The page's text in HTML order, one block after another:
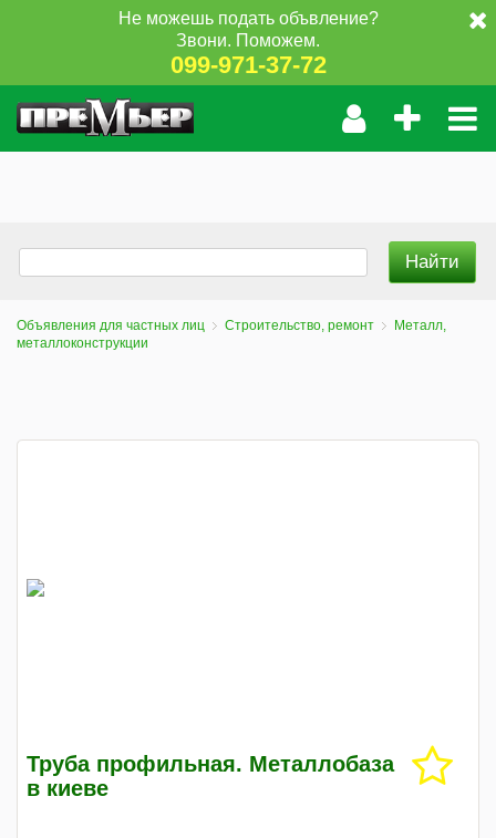
Не можешь подать объвление?
Звони. Поможем.
099-971-37-72
Объявления для частных лиц Строительство, ремонт
Металл,
металлоконструкции
Труба профильная. Металлобаза
в киеве